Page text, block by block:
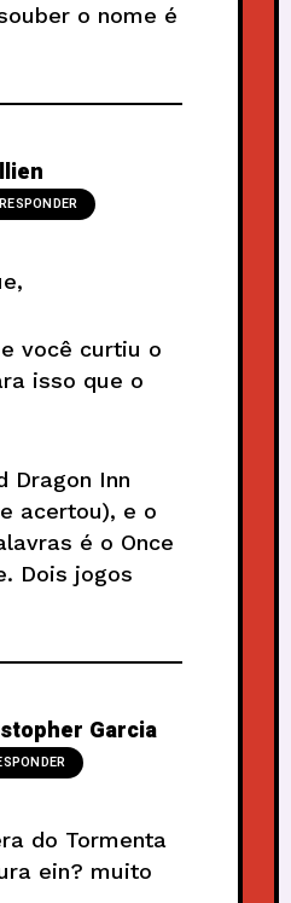
o nome é
RESPONDER
você curtiu o
isso que o
Dragon Inn
acertou), e o
é o Once
Dois jogos
Garcia
do Tormenta
ein? muito